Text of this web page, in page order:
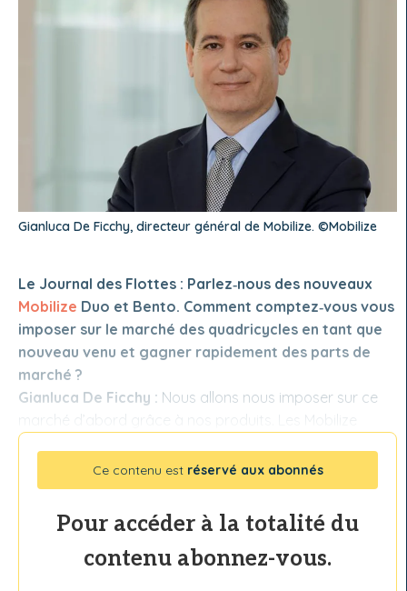
Gianluca De Ficchy, directeur général de Mobilize. ©Mobilize
Le Journal des Flottes : Parlez‑nous des nouveaux
Mobilize Duo et Bento. Comment comptez‑vous vous
imposer sur le marché des quadricycles en tant que
nouveau venu et gagner rapidement des parts de
marché ?
Gianluca De Ficchy : Nous allons nous imposer sur ce
marché d’abord grâce à nos produits. Les Mobilize
Ce contenu est réservé aux abonnés
Pour accéder à la totalité du
contenu abonnez-vous.